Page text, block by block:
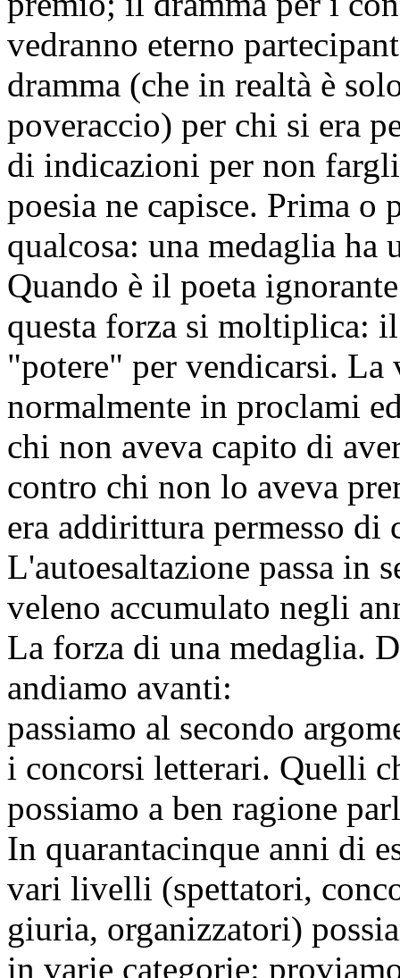
vedranno eterno
dramma (che in realtà è
poveraccio) per chi si era
di indicazioni per non
poesia ne capisce. Prima
qualcosa: una medaglia ha
Quando è il poeta
questa forza si moltiplica:
"potere" per vendicarsi. La
normalmente in proclami
chi non aveva capito di
contro chi non lo aveva
era addirittura permesso
L'autoesaltazione passa in
veleno accumulato negli
La forza di una medaglia.
andiamo avanti:
passiamo al secondo
i concorsi letterari. Quelli
possiamo a ben ragione
In quarantacinque anni di
vari livelli (spettatori,
giuria, organizzatori)
in varie categorie: